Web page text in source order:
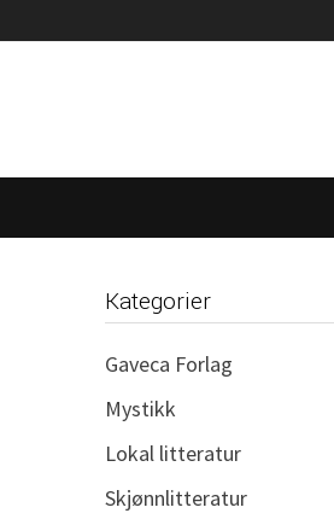
Kategorier
Gaveca Forlag
Mystikk
Lokal litteratur
Skjønnlitteratur